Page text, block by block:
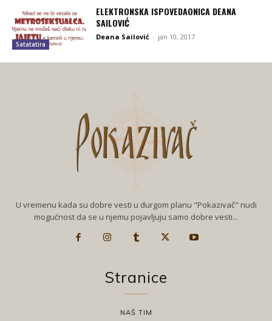
Satatatira
ELEKTRONSKA ISPOVEDAONICA DEANA
SAILOVIĆ
Deana Sailović - jan 10, 2017
U vremenu kada su dobre vesti u durgom planu "Pokazivač" nudi
mogućnost da se u njemu pojavljuju samo dobre vesti...
Stranice
NAŠ TIM